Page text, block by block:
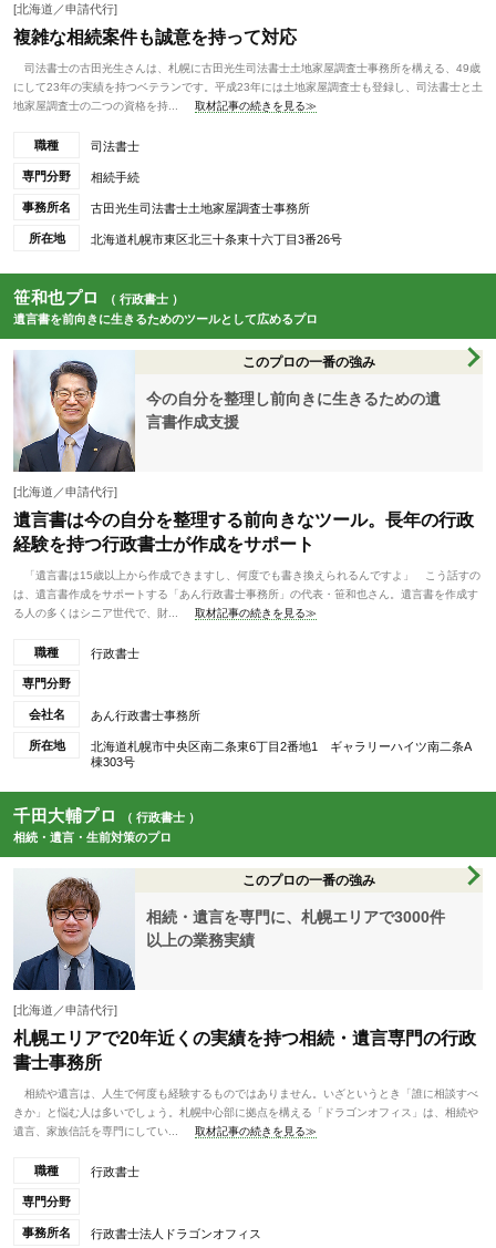
[北海道／申請代行]
複雑な相続案件も誠意を持って対応
司法書士の古田光生さんは、札幌に古田光生司法書士土地家屋調査士事務所を構える、49歳
にして23年の実績を持つベテランです。平成23年には土地家屋調査士も登録し、司法書士と土
地家屋調査士の二つの資格を持...
取材記事の続きを見る≫
職種 司法書士
専門分野 相続手続
事務所名 古田光生司法書士土地家屋調査士事務所
所在地 北海道札幌市東区北三十条東十六丁目3番26号
笹和也プロ
（ 行政書士 ）
遺言書を前向きに生きるためのツールとして広めるプロ
このプロの一番の強み
今の自分を整理し前向きに生きるための遺
言書作成支援
[北海道／申請代行]
遺言書は今の自分を整理する前向きなツール。長年の行政
経験を持つ行政書士が作成をサポート
「遺言書は15歳以上から作成できますし、何度でも書き換えられるんですよ」 こう話すの
は、遺言書作成をサポートする「あん行政書士事務所」の代表・笹和也さん。遺言書を作成す
る人の多くはシニア世代で、財...
取材記事の続きを見る≫
職種 行政書士
専門分野
会社名 あん行政書士事務所
所在地
北海道札幌市中央区南二条東6丁目2番地1 ギャラリーハイツ南二条A
棟303号
千田大輔プロ
（ 行政書士 ）
相続・遺言・生前対策のプロ
このプロの一番の強み
相続・遺言を専門に、札幌エリアで3000件
以上の業務実績
[北海道／申請代行]
札幌エリアで20年近くの実績を持つ相続・遺言専門の行政
書士事務所
相続や遺言は、人生で何度も経験するものではありません。いざというとき「誰に相談すべ
きか」と悩む人は多いでしょう。札幌中心部に拠点を構える「ドラゴンオフィス」は、相続や
遺言、家族信託を専門にしてい...
取材記事の続きを見る≫
職種 行政書士
専門分野
事務所名 行政書士法人ドラゴンオフィス